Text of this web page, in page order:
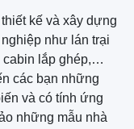
kế và xây dựng
như lán trại
cabin lắp ghép,…
các bạn những
và có tính ứng
những mẫu nhà